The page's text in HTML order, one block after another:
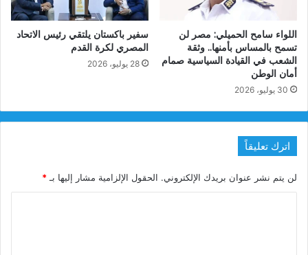
اللواء سامح الحميلي: مصر لن
تسمح بالمساس بأمنها.. وثقة
الشعب في القيادة السياسية صمام
أمان الوطن
30 يوليو، 2026
سفير باكستان يلتقي رئيس الاتحاد
المصري لكرة القدم
28 يوليو، 2026
اترك تعليقاً
لن يتم نشر عنوان بريدك الإلكتروني. الحقول الإلزامية مشار إليها بـ *